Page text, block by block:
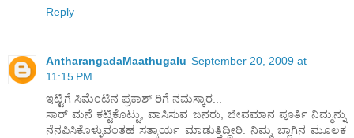
Reply
AntharangadaMaathugalu September 20, 2009 at
11:15 PM
ಇಟ್ಟಿಗೆ ಸಿಮೆಂಟಿನ ಪ್ರಕಾಶ್ ರಿಗೆ ನಮಸ್ಕಾರ...
ಸಾರ್ ಮನೆ ಕಟ್ಟಿಕೊಟ್ಟು, ವಾಸಿಸುವ ಜನರು, ಜೀವಮಾನ ಪೂರ್ತಿ ನಿಮ್ಮನ್ನು
ನೆನಪಿಸಿಕೊಳ್ಳುವಂತಹ ಸತ್ಕಾರ್ಯ ಮಾಡುತ್ತಿದ್ದೀರಿ. ನಿಮ್ಮ ಬ್ಲಾಗಿನ ಮೂಲಕ